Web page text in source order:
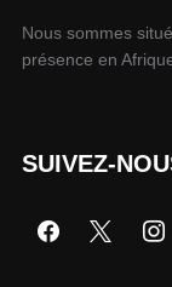
Nous sommes
présence en
SUIVEZ-